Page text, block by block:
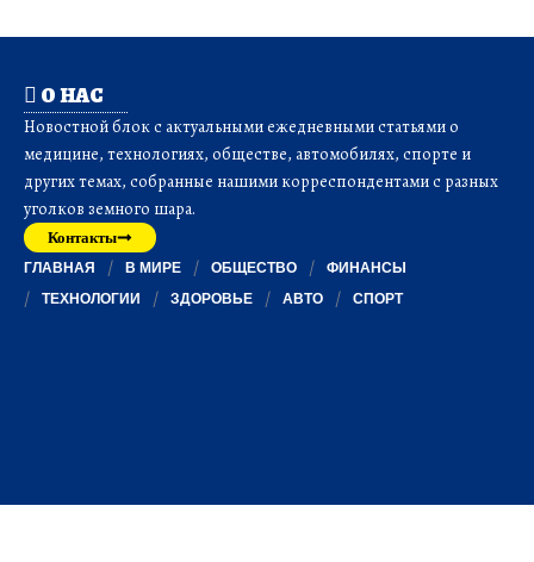
О НАС
Новостной блок с актуальными ежедневными статьями о
медицине, технологиях, обществе, автомобилях, спорте и
других темах, собранные нашими корреспондентами с разных
уголков земного шара.
Контакты
ГЛАВНАЯ В МИРЕ ОБЩЕСТВО
ФИНАНСЫ
ТЕХНОЛОГИИ
ЗДОРОВЬЕ АВТО СПОРТ